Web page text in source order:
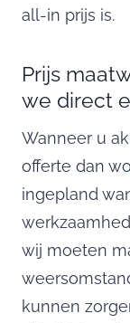
all-in prijs is.
Prijs
we direct
Wanneer u
offerte dan
ingepland
wij moeten
kunnen